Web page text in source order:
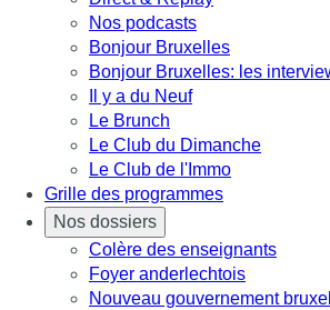
Nos podcasts
Bonjour Bruxelles
Bonjour Bruxelles: les
Il y a du Neuf
Le Brunch
Le Club du Dimanche
Le Club de l'Immo
Grille des programmes
Nos dossiers
Colère des enseignants
Foyer anderlechtois
Nouveau gouvernement